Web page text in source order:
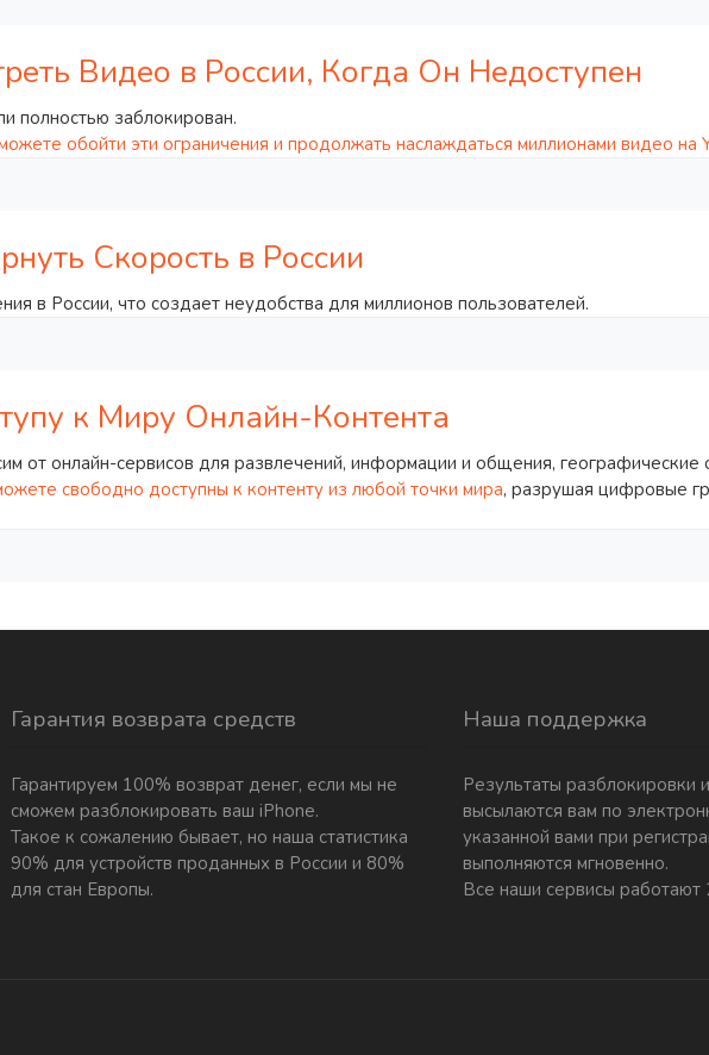
Видео в России, Когда Он Недоступен
полностью заблокирован.
обойти эти ограничения и продолжать наслаждаться миллионами видео на
Скорость в России
в России, что создает неудобства для миллионов пользователей.
к Миру Онлайн-Контента
от онлайн-сервисов для развлечений, информации и общения, географические
свободно доступны к контенту из любой точки мира, разрушая цифровые
Гарантия возврата средств
Гарантируем 100% возврат денег, если мы не
сможем разблокировать ваш iPhone.
Такое к сожалению бывает, но наша статистика
90% для устройств проданных в России и 80%
для стан Европы.
Наша поддержка
Результаты разблокировки
высылаются вам по
указанной вами при
выполняются мгновенно.
Все наши сервисы работают